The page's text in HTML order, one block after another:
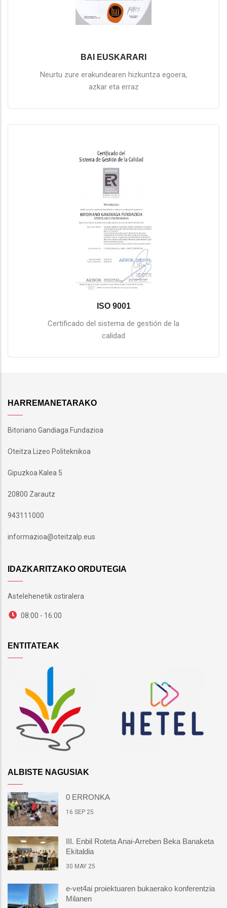
BAI EUSKARARI
Neurtu zure erakundearen hizkuntza egoera,
azkar eta erraz
ISO 9001
Certificado del sistema de gestión de la
calidad
HARREMANETARAKO
Bitoriano Gandiaga Fundazioa
Oteitza Lizeo Politeknikoa
Gipuzkoa Kalea 5
20800 Zarautz
943111000
informazioa@oteitzalp.eus
IDAZKARITZAKO ORDUTEGIA
Astelehenetik ostiralera
08:00 - 16:00
ENTITATEAK
ALBISTE NAGUSIAK
0 ERRONKA
16 SEP 25
III. Enbil Roteta Anai-Arreben Beka Banaketa
Ekitaldia
30 MAY 25
e-vet4ai proiektuaren bukaerako konferentzia
Milanen